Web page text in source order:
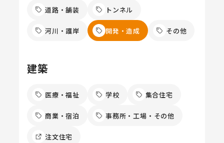
道路・舗装 トンネル
河川・護岸 開発・造成 その他
建築
医療・福祉 学校 集合住宅
商業・宿泊 事務所・工場・その他
注文住宅